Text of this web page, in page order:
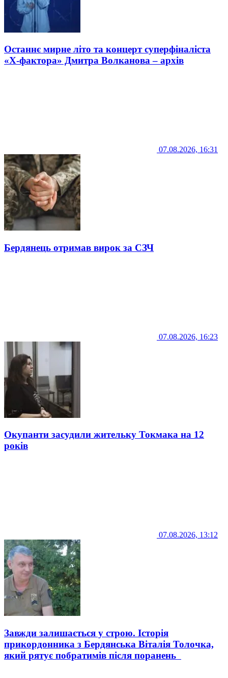
Останнє мирне літо та концерт суперфіналіста
«Х-фактора» Дмитра Волканова – архів
07.08.2026, 16:31
Бердянець отримав вирок за СЗЧ
07.08.2026, 16:23
Окупанти засудили жительку Токмака на 12
років
07.08.2026, 13:12
Завжди залишається у строю. Історія
прикордонника з Бердянська Віталія Толочка,
який рятує побратимів після поранень